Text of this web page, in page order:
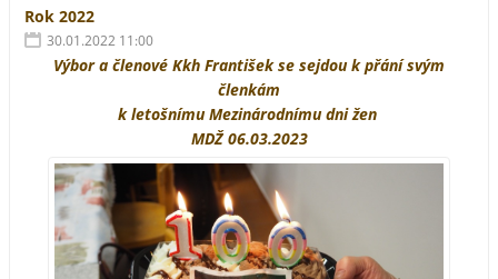
Rok 2022
30.01.2022 11:00
Výbor a členové Kkh František se sejdou k přání svým
členkám
k letošnímu Mezinárodnímu dni žen
MDŽ 06.03.2023